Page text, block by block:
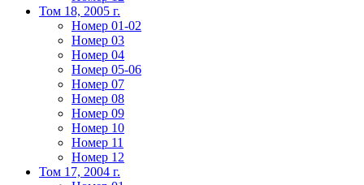
Том 18, 2005 г.
Номер 01-02
Номер 03
Номер 04
Номер 05-06
Номер 07
Номер 08
Номер 09
Номер 10
Номер 11
Номер 12
Том 17, 2004 г.